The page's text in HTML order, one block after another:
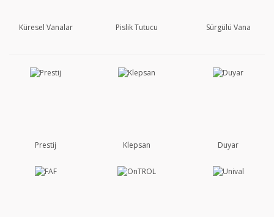
Küresel Vanalar Pislik Tutucu Sürgülü Vana
Prestij Klepsan Duyar